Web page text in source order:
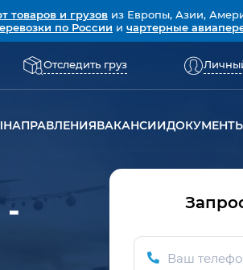
товаров и грузов из Европы, Азии,
по России и чартерные
Отследить груз
НАПРАВЛЕНИЯВАКАНСИИ
Ваш